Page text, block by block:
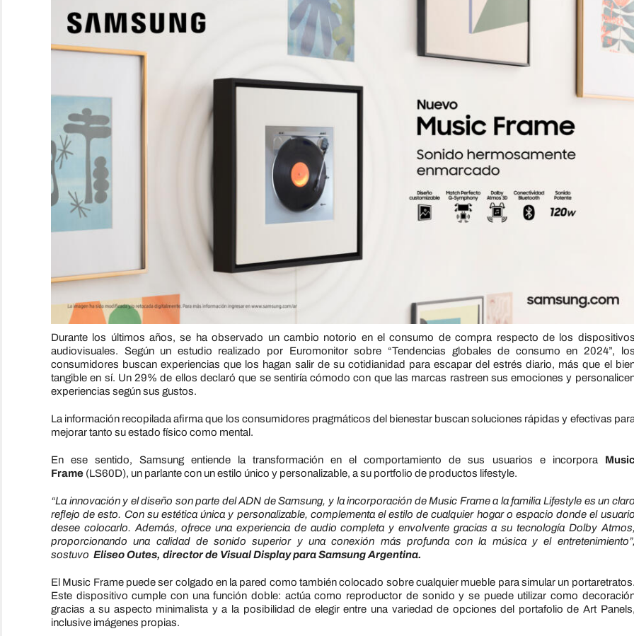
Durante los últimos años, se ha observado un cambio notorio en el consumo de compra respecto de los dispositivos
audiovisuales. Según un estudio realizado por Euromonitor sobre “Tendencias globales de consumo en 2024”, los
consumidores buscan experiencias que los hagan salir de su cotidianidad para escapar del estrés diario, más que el
tangible en sí. Un 29% de ellos declaró que se sentiría cómodo con que las marcas rastreen sus emociones y
experiencias según sus gustos.
La información recopilada afirma que los consumidores pragmáticos del bienestar buscan soluciones rápidas y efectivas
mejorar tanto su estado físico como mental.
En ese sentido, Samsung entiende la transformación en el comportamiento de sus usuarios e incorpora Music
Frame (LS60D), un parlante con un estilo único y personalizable, a su portfolio de productos lifestyle.
“La innovación y el diseño son parte del ADN de Samsung, y la incorporación de Music Frame a la familia Lifestyle es un claro
reflejo de esto. Con su estética única y personalizable, complementa el estilo de cualquier hogar o espacio donde el usuario
desee colocarlo. Además, ofrece una experiencia de audio completa y envolvente gracias a su tecnología Dolby Atmos,
proporcionando una calidad de sonido superior y una conexión más profunda con la música y el entretenimiento”,
sostuvo Eliseo Outes, director de Visual Display para Samsung Argentina.
El Music Frame puede ser colgado en la pared como también colocado sobre cualquier mueble para simular un portaretratos.
Este dispositivo cumple con una función doble: actúa como reproductor de sonido y se puede utilizar como
gracias a su aspecto minimalista y a la posibilidad de elegir entre una variedad de opciones del portafolio de Art Panels,
inclusive imágenes propias.